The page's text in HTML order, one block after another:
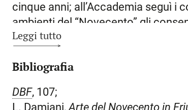
cinque anni; all’Accademia seguì i
ambienti del “Novecento” gli
radice locale, ancora legato ai
anche – soprattutto nelle
mendicanti
Leggi tutto
Bibliografia
DBF, 107;
L. Damiani,Arte del Novecento in